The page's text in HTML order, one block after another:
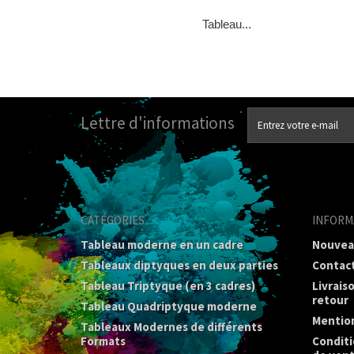
Tableau...
Lettre d'informations
CATÉGORIES
Tableau moderne en un cadre
Tableaux diptyques en deux parties
Tableau Triptyque (en 3 cadres)
Tableau Quadriptyque moderne
Tableaux Modernes de différents
Formats
retour